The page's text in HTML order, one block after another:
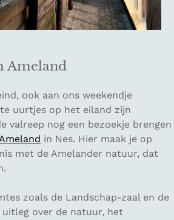
Ameland
ook aan ons weekendje
uurtjes op het eiland zijn
valreep nog een bezoekje brengen
in Nes. Hier maak je op
met de Amelander natuur, dat
zoals de Landschap-zaal en de
uitleg over de natuur, het